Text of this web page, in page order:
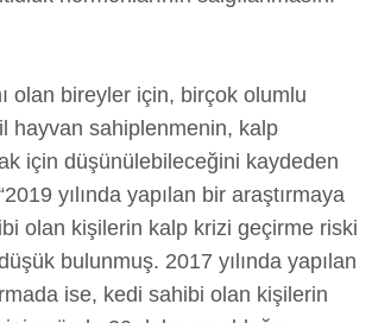
olan bireyler için, birçok olumlu
hayvan sahiplenmenin, kalp
için düşünülebileceğini kaydeden
yılında yapılan bir araştırmaya
olan kişilerin kalp krizi geçirme riski
bulunmuş. 2017 yılında yapılan
ise, kedi sahibi olan kişilerin